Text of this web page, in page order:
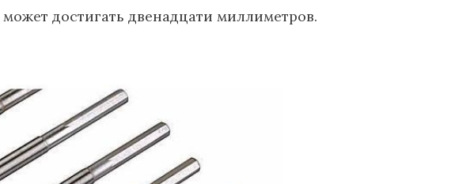
достигать двенадцати миллиметров.